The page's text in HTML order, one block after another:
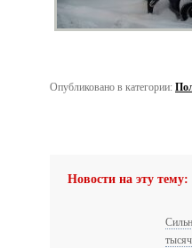
Опубликовано в категории:
Новости на эту тему: